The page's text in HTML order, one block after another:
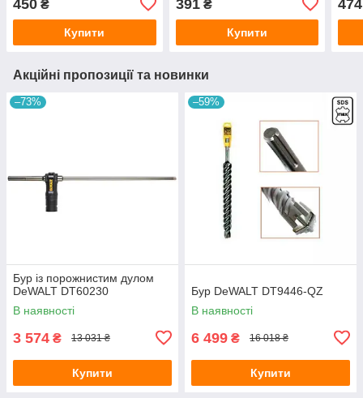
450 ₴
Купити
391₴
Купити
474
Акційні пропозиції та новинки
–73%
Бур із порожнистим дулом
DeWALT DT60230
В наявності
3 574 ₴ 13 031 ₴
Купити
–59%
Бур DeWALT DT9446-QZ
В наявності
6 499 ₴ 16 018 ₴
Купити